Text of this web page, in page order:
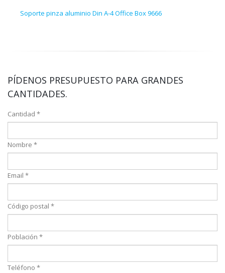
Soporte pinza aluminio Din A-4 Office Box 9666
PÍDENOS PRESUPUESTO PARA GRANDES
CANTIDADES.
Cantidad *
Nombre *
Email *
Código postal *
Población *
Teléfono *